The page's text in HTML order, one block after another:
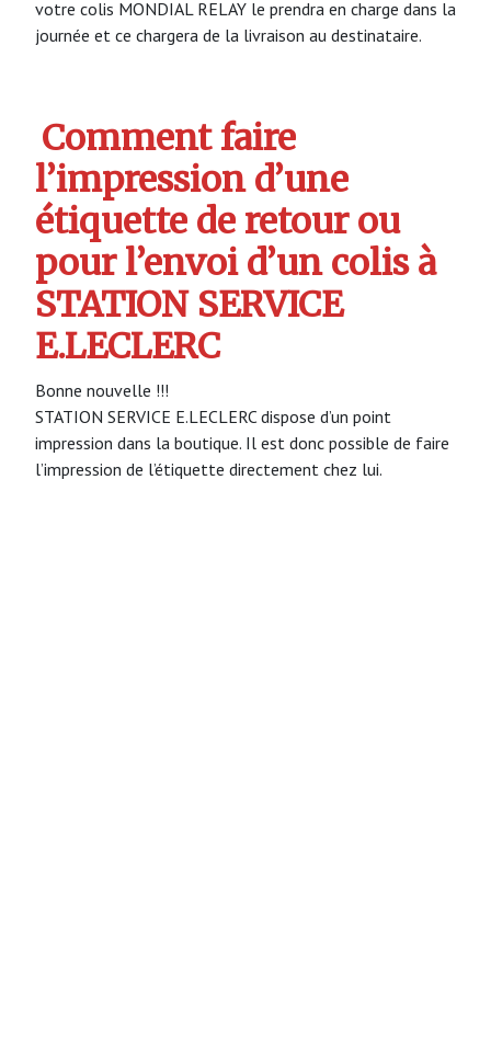
votre colis MONDIAL RELAY le prendra en charge dans la
journée et ce chargera de la livraison au destinataire.
Comment faire
l’impression d’une
étiquette de retour ou
pour l’envoi d’un colis à
STATION SERVICE
E.LECLERC
Bonne nouvelle !!!
STATION SERVICE E.LECLERC dispose d’un point
impression dans la boutique. Il est donc possible de faire
l’impression de l’étiquette directement chez lui.